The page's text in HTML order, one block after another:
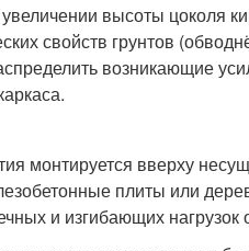
высоты цоколя
свойств грунтов
возникающие
монтируется вверху
плиты или
и изгибающих нагрузок